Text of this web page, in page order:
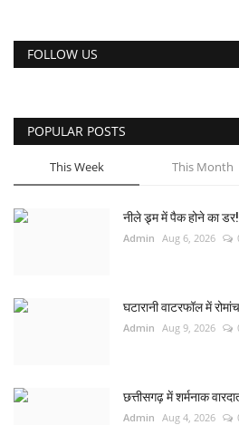
FOLLOW US
POPULAR POSTS
This Week This Month
नीले ड्र्म में पैक होने का
Admin Aug 6, 2026
घटारानी वाटरफॉल में
Admin Aug 9, 2026
छत्तीसगढ़ में शर्मनाक
Admin Aug 4, 2026